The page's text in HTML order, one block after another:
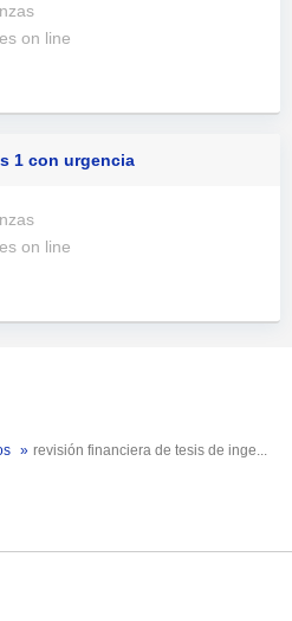
on line
1 con urgencia
on line
revisión financiera de tesis de inge...